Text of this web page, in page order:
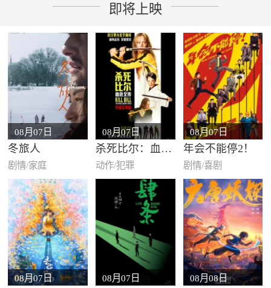
即将上映
08月07日
冬旅人
剧情/家庭
08月07日
杀死比尔：血色全传
动作/犯罪
08月07日
年会不能停2！
剧情/喜剧
08月07日 08月07日 08月08日